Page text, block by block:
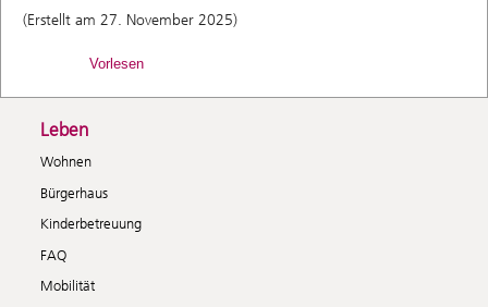
(Erstellt am 27. November 2025)
Vorlesen
Leben
Wohnen
Bürgerhaus
Kinderbetreuung
FAQ
Mobilität